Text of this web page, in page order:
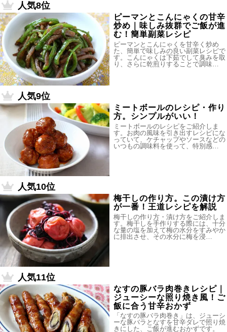
人気8位
ピーマンとこんにゃくの甘辛
炒め｜味しみ抜群でご飯が進
む！簡単副菜レシピ
ピーマンとこんにゃくを甘辛く炒め
た、簡単で味しみの良い副菜レシピで
す。こんにゃくは下茹でして臭みを取
り、さらに乾煎りすることで調味…
人気9位
ミートボールのレシピ・作り
方。シンプルがいい！
ミートボールのレシピをご紹介しま
す。お肉の風味を引き出すレシピにな
っていて、ケチャップやソースなどの
いつもの調味料を使って、特別感…
人気10位
梅干しの作り方。この漬け方
が一番！王道レシピを解説
梅干しの作り方・漬け方をご紹介しま
す。梅干しを手作りする際には、十分
な量の塩を加えて梅の水分をすみやか
に排出させ、その水分に梅を浸…
人気11位
なすの豚バラ肉巻きレシピ｜
ジューシーな照り焼き風！ご
飯に合う甘辛おかず
「なすの豚バラ肉巻き」は、ジューシ
ーな豚バラとなすを甘辛ダレで照り焼
きにした、ご飯が進むおかずです。